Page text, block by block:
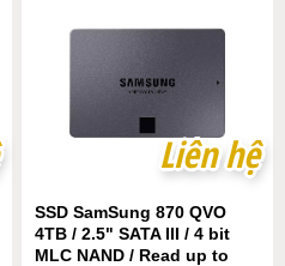
Liên hệ
Liên hệ
SSD SamSung 870 QVO
4TB / 2.5" SATA III / 4 bit
MLC NAND / Read up to